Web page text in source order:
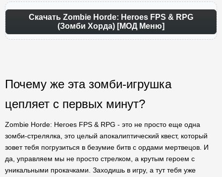
Скачать Zombie Horde: Heroes FPS & RPG
(Зомби Хорда) [МОД Меню]
Почему же эта зомби-игрушка
цепляет с первых минут?
Zombie Horde: Heroes FPS & RPG - это не просто еще одна
зомби-стрелялка, это целый апокалиптический квест, который
зовет тебя погрузиться в безумие битв с ордами мертвецов. И
да, управляем мы не просто стрелком, а крутым героем с
уникальными прокачками. Заходишь в игру, а тут тебя уже